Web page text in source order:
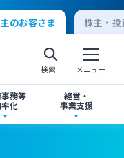
のお客さま 株主・
検索 メニュー
務等
化
経営・
事業支援